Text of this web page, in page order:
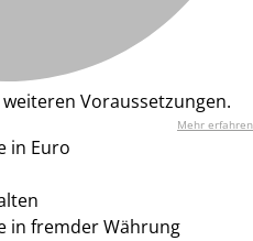
Voraussetzungen.
Mehr erfahren
in Euro
in fremder Währung